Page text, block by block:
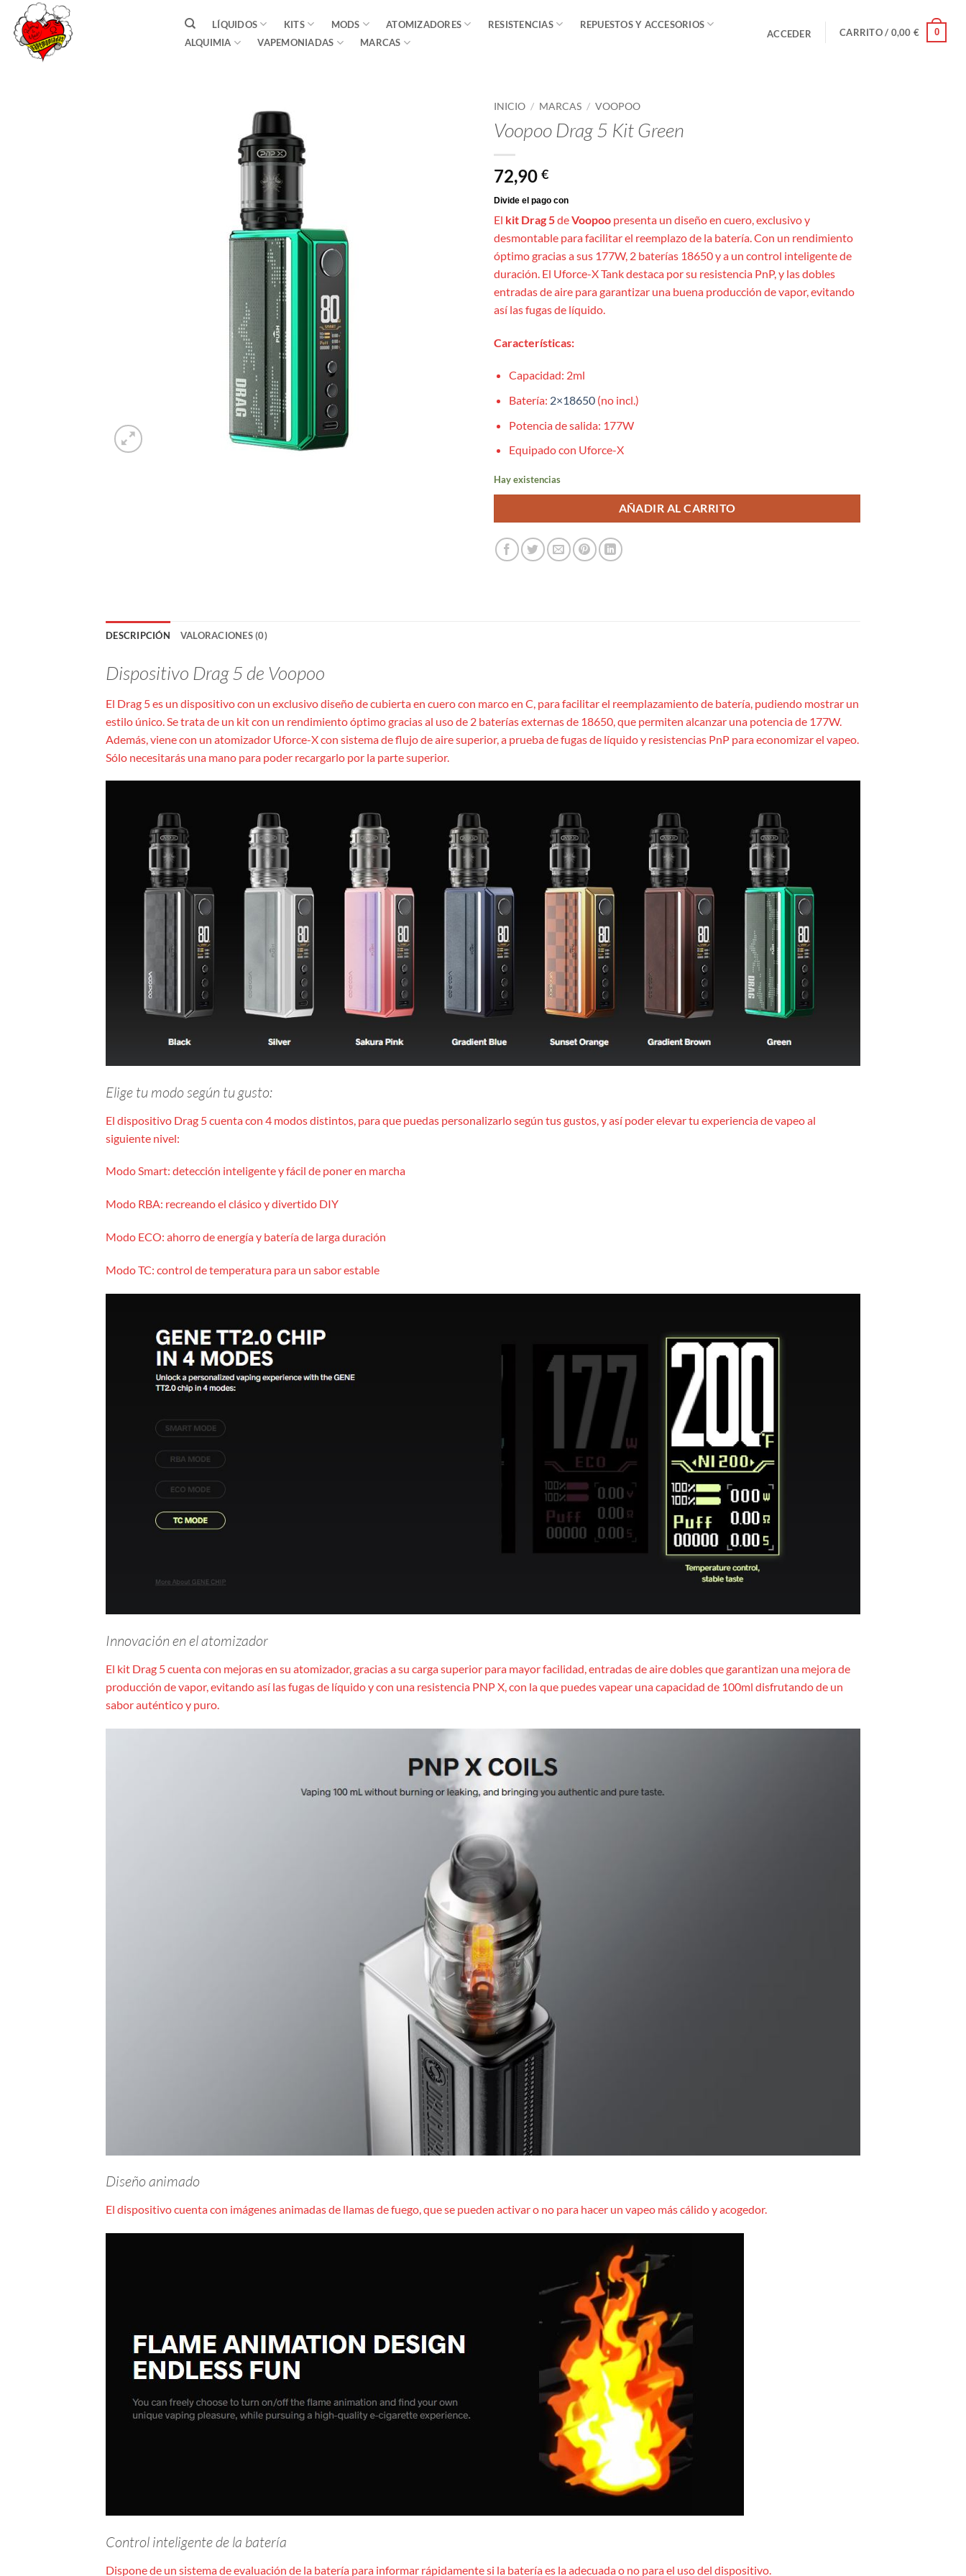
Saltar
contenido
LÍQUIDOS KITS MODS ATOMIZADORES RESISTENCIAS
REPUESTOS Y ACCESORIOS
ALQUIMIA
VAPEMONIADAS MARCAS
ACCEDER CARRITO / 0,00 € 0
INICIO / MARCAS / VOOPOO
Voopoo Drag 5 Kit Green
72,90 €
El kit Drag 5deVoopoo presenta un diseño en cuero, exclusivo y
desmontable para facilitar el reemplazo de la batería. Con un rendimiento
óptimo gracias a sus 177W, 2 baterías 18650 y a un control inteligente de
duración. El Uforce-X Tank destaca por su resistencia PnP, y las dobles
entradas de aire para garantizar una buena producción de vapor, evitando
así las fugas de líquido.
Características:
Capacidad: 2ml
Batería: 2×18650(no incl.)
Potencia de salida: 177W
Equipado con Uforce-X
Hay existencias
AÑADIR AL CARRITO
DESCRIPCIÓN VALORACIONES (0)
Dispositivo Drag 5 de Voopoo
El Drag 5 es un dispositivo con un exclusivo diseño de cubierta en cuero con marco en C, para facilitar el reemplazamiento de batería, pudiendo mostrar un
estilo único. Se trata de un kit con un rendimiento óptimo gracias al uso de 2 baterías externas de 18650, que permiten alcanzar una potencia de 177W.
Además, viene con un atomizador Uforce-X con sistema de flujo de aire superior, a prueba de fugas de líquido y resistencias PnP para economizar el vapeo.
Sólo necesitarás una mano para poder recargarlo por la parte superior.
Elige tu modo según tu gusto:
El dispositivo Drag 5 cuenta con 4 modos distintos, para que puedas personalizarlo según tus gustos, y así poder elevar tu experiencia de vapeo al
siguiente nivel:
Modo Smart: detección inteligente y fácil de poner en marcha
Modo RBA: recreando el clásico y divertido DIY
Modo ECO: ahorro de energía y batería de larga duración
Modo TC: control de temperatura para un sabor estable
Innovación en el atomizador
El kit Drag 5 cuenta con mejoras en su atomizador, gracias a su carga superior para mayor facilidad, entradas de aire dobles que garantizan una mejora de
producción de vapor, evitando así las fugas de líquido y con una resistencia PNP X, con la que puedes vapear una capacidad de 100ml disfrutando de un
sabor auténtico y puro.
Diseño animado
El dispositivo cuenta con imágenes animadas de llamas de fuego, que se pueden activar o no para hacer un vapeo más cálido y acogedor.
Control inteligente de la batería
Dispone de un sistema de evaluación de la batería para informar rápidamente si la batería es la adecuada o no para el uso del dispositivo.